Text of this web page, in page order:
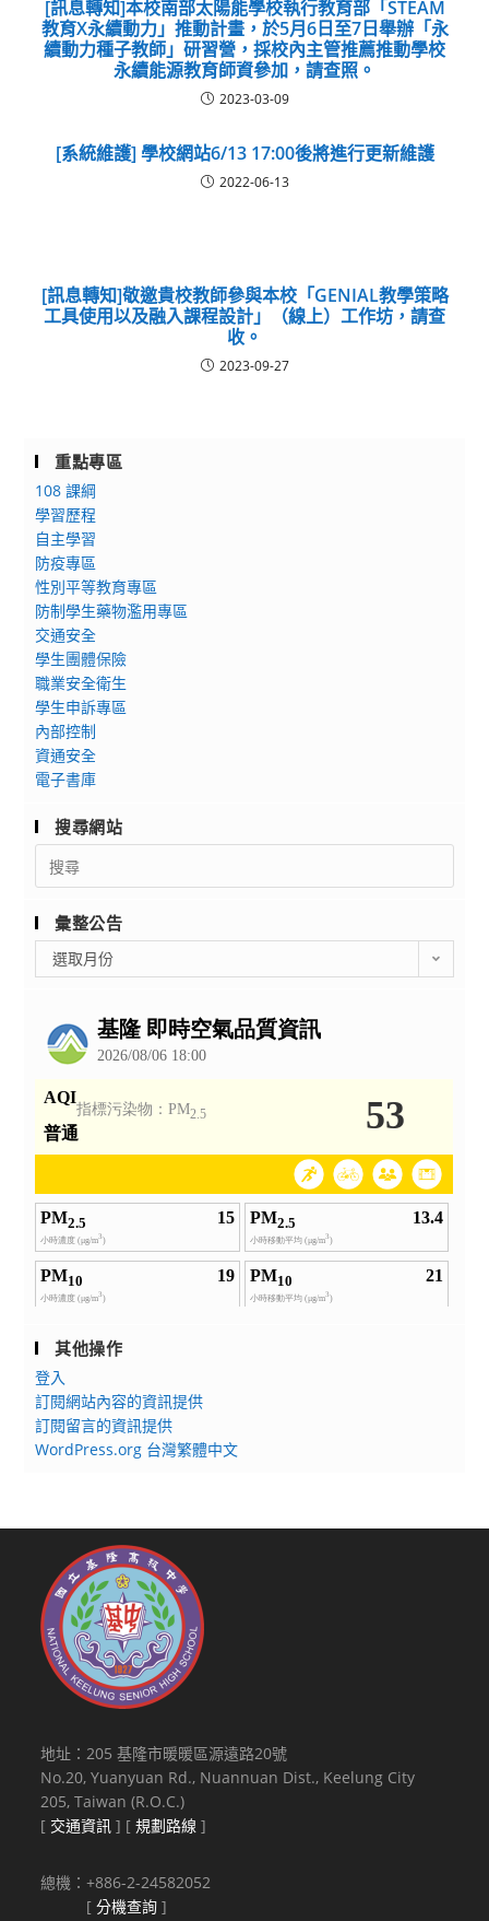
[訊息轉知]本校南部太陽能學校執行教育部「STEAM
教育X永續動力」推動計畫，於5月6日至7日舉辦「永
續動力種子教師」研習營，採校內主管推薦推動學校
永續能源教育師資參加，請查照。
2023-03-09
[系統維護] 學校網站6/13 17:00後將進行更新維護
2022-06-13
[訊息轉知]敬邀貴校教師參與本校「GENIAL教學策略
工具使用以及融入課程設計」（線上）工作坊，請查
收。
2023-09-27
重點專區
108 課綱
學習歷程
自主學習
防疫專區
性別平等教育專區
防制學生藥物濫用專區
交通安全
學生團體保險
職業安全衛生
學生申訴專區
內部控制
資通安全
電子書庫
搜尋網站
Search
for:
彙整公告
整
選取月份
其他操作
登入
訂閱網站內容的資訊提供
訂閱留言的資訊提供
WordPress.org 台灣繁體中文
地址：205 基隆市暖暖區源遠路20號
No.20, Yuanyuan Rd., Nuannuan Dist., Keelung City
205, Taiwan (R.O.C.)
[ 交通資訊 ] [規劃路線 ]
總機：+886-2-24582052
[分機查詢 ]